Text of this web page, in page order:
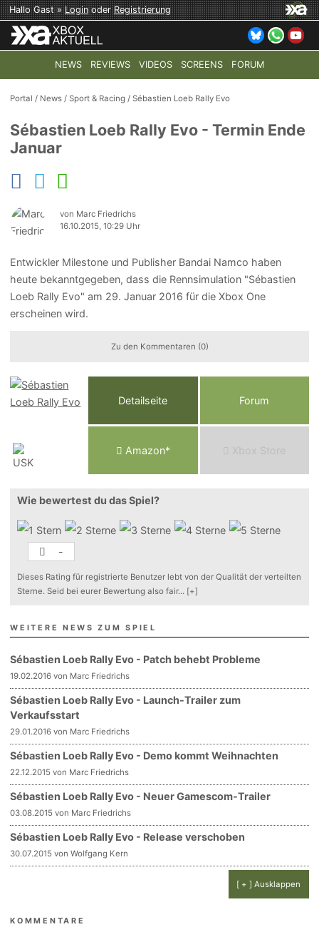
Hallo Gast »LoginoderRegistrierung
NEWS REVIEWS VIDEOS SCREENS FORUM
TOP-THEMEN: COD: MODERN WARFARE 4 HALO:
Portal / News /Sport & Racing /Sébastien Loeb Rally Evo
Sébastien Loeb Rally Evo - Termin Ende
Januar
von Marc Friedrichs
16.10.2015, 10:29 Uhr
Entwickler Milestone und Publisher Bandai Namco haben
heute bekanntgegeben, dass die Rennsimulation "Sébastien
Loeb Rally Evo" am 29. Januar 2016 für die Xbox One
erscheinen wird.
Zu den Kommentaren (0)
Detailseite Forum
Amazon* Xbox Store
Wie bewertest du das Spiel?
-
Dieses Rating für registrierte Benutzer lebt von der Qualität der verteilten
Sterne. Seid bei eurer Bewertung also fair... [+]
WEITERE NEWS ZUM SPIEL
Sébastien Loeb Rally Evo - Patch behebt Probleme
19.02.2016 von Marc Friedrichs
Sébastien Loeb Rally Evo - Launch-Trailer zum
Verkaufsstart
29.01.2016 von Marc Friedrichs
Sébastien Loeb Rally Evo - Demo kommt Weihnachten
22.12.2015 von Marc Friedrichs
Sébastien Loeb Rally Evo - Neuer Gamescom-Trailer
03.08.2015 von Marc Friedrichs
Sébastien Loeb Rally Evo - Release verschoben
30.07.2015 von Wolfgang Kern
[ + ] Ausklappen
KOMMENTARE